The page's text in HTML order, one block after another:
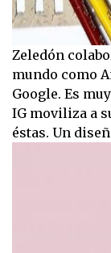
Zeledón
mundo como
Google. Es
IG moviliza a
éstas. Un